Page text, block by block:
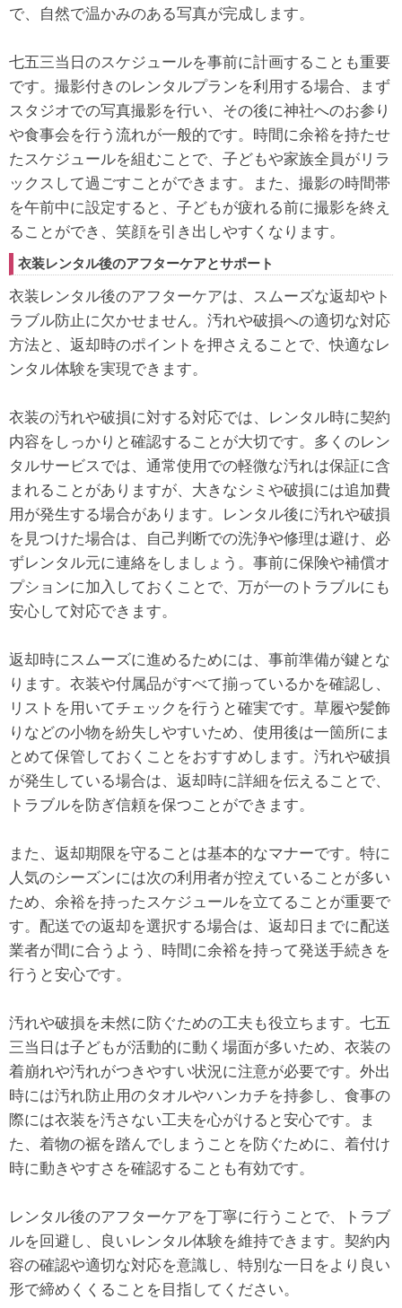
で、自然で温かみのある写真が完成します。
七五三当日のスケジュールを事前に計画することも重要
です。撮影付きのレンタルプランを利用する場合、まず
スタジオでの写真撮影を行い、その後に神社へのお参り
や食事会を行う流れが一般的です。時間に余裕を持たせ
たスケジュールを組むことで、子どもや家族全員がリラ
ックスして過ごすことができます。また、撮影の時間帯
を午前中に設定すると、子どもが疲れる前に撮影を終え
ることができ、笑顔を引き出しやすくなります。
衣装レンタル後のアフターケアとサポート
衣装レンタル後のアフターケアは、スムーズな返却やト
ラブル防止に欠かせません。汚れや破損への適切な対応
方法と、返却時のポイントを押さえることで、快適なレ
ンタル体験を実現できます。
衣装の汚れや破損に対する対応では、レンタル時に契約
内容をしっかりと確認することが大切です。多くのレン
タルサービスでは、通常使用での軽微な汚れは保証に含
まれることがありますが、大きなシミや破損には追加費
用が発生する場合があります。レンタル後に汚れや破損
を見つけた場合は、自己判断での洗浄や修理は避け、必
ずレンタル元に連絡をしましょう。事前に保険や補償オ
プションに加入しておくことで、万が一のトラブルにも
安心して対応できます。
返却時にスムーズに進めるためには、事前準備が鍵とな
ります。衣装や付属品がすべて揃っているかを確認し、
リストを用いてチェックを行うと確実です。草履や髪飾
りなどの小物を紛失しやすいため、使用後は一箇所にま
とめて保管しておくことをおすすめします。汚れや破損
が発生している場合は、返却時に詳細を伝えることで、
トラブルを防ぎ信頼を保つことができます。
また、返却期限を守ることは基本的なマナーです。特に
人気のシーズンには次の利用者が控えていることが多い
ため、余裕を持ったスケジュールを立てることが重要で
す。配送での返却を選択する場合は、返却日までに配送
業者が間に合うよう、時間に余裕を持って発送手続きを
行うと安心です。
汚れや破損を未然に防ぐための工夫も役立ちます。七五
三当日は子どもが活動的に動く場面が多いため、衣装の
着崩れや汚れがつきやすい状況に注意が必要です。外出
時には汚れ防止用のタオルやハンカチを持参し、食事の
際には衣装を汚さない工夫を心がけると安心です。ま
た、着物の裾を踏んでしまうことを防ぐために、着付け
時に動きやすさを確認することも有効です。
レンタル後のアフターケアを丁寧に行うことで、トラブ
ルを回避し、良いレンタル体験を維持できます。契約内
容の確認や適切な対応を意識し、特別な一日をより良い
形で締めくくることを目指してください。